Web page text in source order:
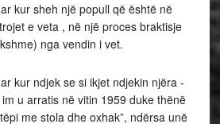
kur sheh një popull që është në
e veta , në një proces braktisje
nga vendin i vet.
kur ndjek se si ikjet ndjekin njëra -
u arratis në vitin 1959 duke thënë
me stola dhe oxhak”, ndërsa unë